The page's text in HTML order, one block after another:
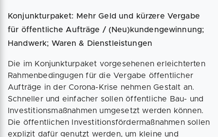
Konjunkturpaket: Mehr Geld und kürzere Vergabe
für öffentliche Aufträge / (Neu)kundengewinnung;
Handwerk; Waren & Dienstleistungen
Die im Konjunkturpaket vorgesehenen erleichterten
Rahmenbedingugen für die Vergabe öffentlicher
Aufträge in der Corona-Krise nehmen Gestalt an.
Schneller und einfacher sollen öffentliche Bau- und
Investitionsmaßnahmen umgesetzt werden können.
Die öffentlichen Investitionsfördermaßnahmen sollen
explizit dafür genutzt werden, um kleine und